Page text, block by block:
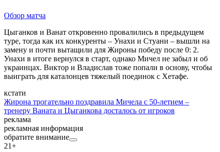
Обзор матча
Цыганков и Ванат откровенно провалились в предыдущем
туре, тогда как их конкуренты – Унахи и Стуани – вышли на
замену и почти вытащили для Жироны победу после 0: 2.
Унахи в итоге вернулся в старт, однако Мичел не забыл и об
украинцах. Виктор и Владислав тоже попали в основу, чтобы
выиграть для каталонцев тяжелый поединок с Хетафе.
кстати
Жирона трогательно поздравила Мичела с 50-летием –
тренеру Ваната и Цыганкова досталось от игроков
реклама
рекламная информация
обратите внимание
21+